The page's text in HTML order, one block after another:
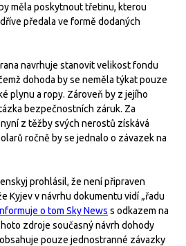
měla poskytnout třetinu, kterou
předala ve formě dodaných
navrhuje stanovit velikost fondu
dohoda by se neměla týkat pouze
plynu a ropy. Zároveň by z jejího
bezpečnostních záruk. Za
z těžby svých nerostů získává
ročně by se jednalo o závazek na
prohlásil, že není připraven
Kyjev v návrhu dokumentu vidí „řadu
o tom Sky News s odkazem na
zdroje současný návrh dohody
pouze jednostranné závazky